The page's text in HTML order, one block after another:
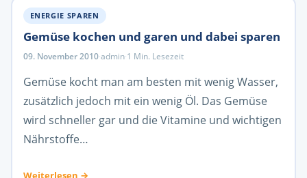
ENERGIE SPAREN
Gemüse kochen und garen und dabei sparen
09. November 2010·admin·1 Min. Lesezeit
Gemüse kocht man am besten mit wenig Wasser,
zusätzlich jedoch mit ein wenig Öl. Das Gemüse
wird schneller gar und die Vitamine und wichtigen
Nährstoffe…
Weiterlesen →